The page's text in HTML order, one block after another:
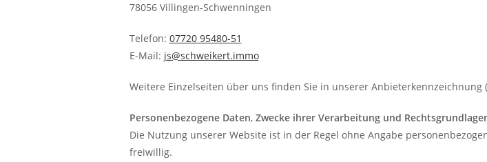
78056 Villingen-Schwenningen
Telefon: 07720 95480-51
E-Mail: js@schweikert.immo
Weitere Einzelseiten über uns finden Sie in unserer Anbieterkennzeichnung (
Personenbezogene Daten, Zwecke ihrer Verarbeitung und
Die Nutzung unserer Website ist in der Regel ohne Angabe
freiwillig.